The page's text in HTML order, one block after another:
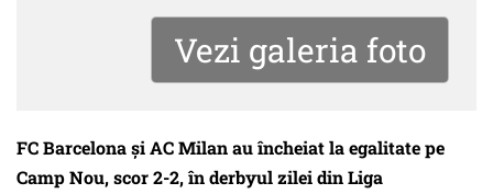
Vezi galeria foto
FC Barcelona şi AC Milan au încheiat la egalitate pe
Camp Nou, scor 2-2, în derbyul zilei din Liga